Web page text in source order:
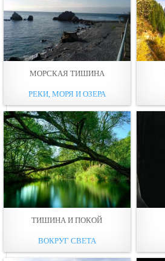
МОРСКАЯ ТИШИНА
РЕКИ, МОРЯ И ОЗЕРА
ТИШИНА И ПОКОЙ
ВОКРУГ СВЕТА